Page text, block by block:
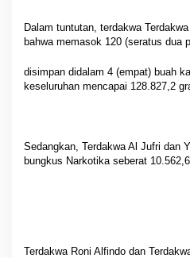
Dalam tuntutan, terdakwa
bahwa memasok 120 (seratus dua
disimpan didalam 4 (empat) buah
keseluruhan mencapai 128.827,2
Sedangkan, Terdakwa Al Jufri dan
bungkus Narkotika seberat
Terdakwa Roni Alfindo dan